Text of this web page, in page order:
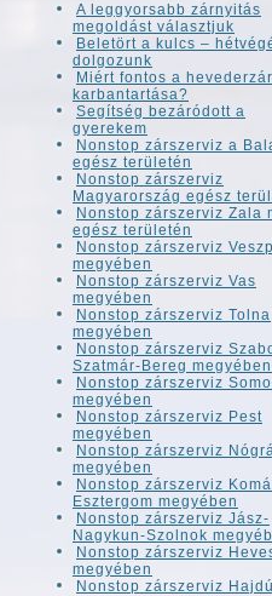
A leggyorsabb zárnyitás
megoldást választjuk
Beletört a kulcs –
dolgozunk
Miért fontos a
karbantartása?
Segítség bezáródott a
gyerekem
Nonstop zárszerviz a
egész területén
Nonstop zárszerviz
Magyarország egész
Nonstop zárszerviz Zala
egész területén
Nonstop zárszerviz
megyében
Nonstop zárszerviz Vas
megyében
Nonstop zárszerviz Tolna
megyében
Nonstop zárszerviz
Szatmár-Bereg megyében
Nonstop zárszerviz
megyében
Nonstop zárszerviz Pest
megyében
Nonstop zárszerviz
megyében
Nonstop zárszerviz
Esztergom megyében
Nonstop zárszerviz Jász-
Nagykun-Szolnok
Nonstop zárszerviz
megyében
Nonstop zárszerviz